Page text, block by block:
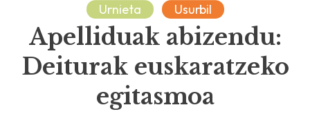
Urnieta
Usurbil
Apelliduak abizendu:
Deiturak euskaratzeko
egitasmoa